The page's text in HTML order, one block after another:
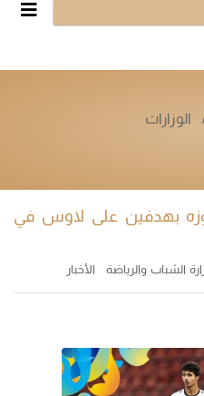
الوزارات
بهدفين على لاوس في
الشباب والرياضة الأخبار